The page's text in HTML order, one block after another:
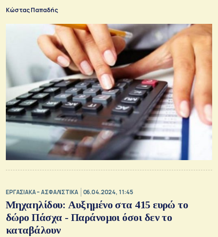
Κώστας Παπαδής
ΕΡΓΑΣΙΑΚΑ – ΑΣΦΑΛΙΣΤΙΚΑ 06.04.2024, 11:45
Μηχαηλίδου: Αυξημένο στα 415 ευρώ το
δώρο Πάσχα - Παράνομοι όσοι δεν το
καταβάλουν